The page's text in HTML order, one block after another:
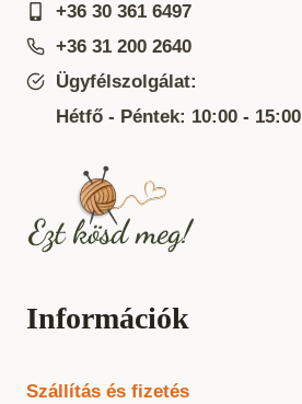
+36 30 361 6497
+36 31 200 2640
Ügyfélszolgálat:
Hétfő - Péntek: 10:00 - 15:00
Információk
Szállítás és fizetés